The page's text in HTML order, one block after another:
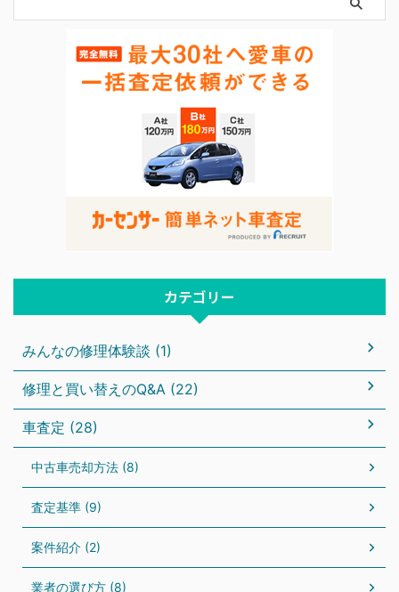
カテゴリー
みんなの修理体験談 (1)
修理と買い替えのQ&A (22)
車査定 (28)
中古車売却方法 (8)
査定基準 (9)
案件紹介 (2)
業者の選び方 (8)